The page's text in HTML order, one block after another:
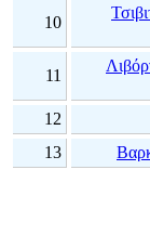
10
11
12
13